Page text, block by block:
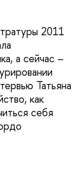
2011
а сейчас –
Татьяна
как
себя